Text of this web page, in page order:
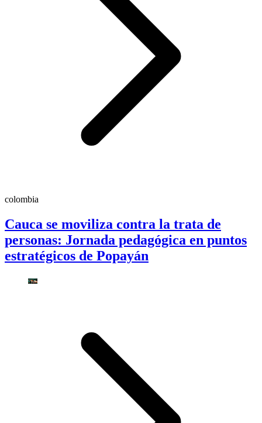
colombia
Cauca se moviliza contra la trata de
personas: Jornada pedagógica en puntos
estratégicos de Popayán